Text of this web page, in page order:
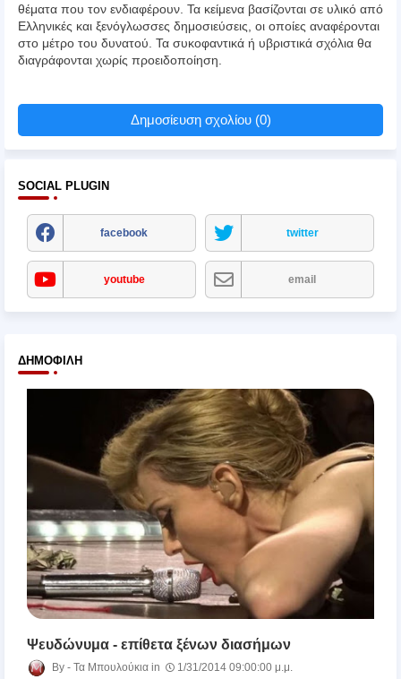
θέματα που τον ενδιαφέρουν. Τα κείμενα βασίζονται σε υλικό από
Ελληνικές και ξενόγλωσσες δημοσιεύσεις, οι οποίες αναφέρονται
στο μέτρο του δυνατού. Τα συκοφαντικά ή υβριστικά σχόλια θα
διαγράφονται χωρίς προειδοποίηση.
Δημοσίευση σχολίου (0)
SOCIAL PLUGIN
facebook twitter
youtube email
ΔΗΜΟΦΙΛΉ
Ψευδώνυμα - επίθετα ξένων διασήμων
Τα Μπουλούκια 1/31/2014 09:00:00 μ.μ.